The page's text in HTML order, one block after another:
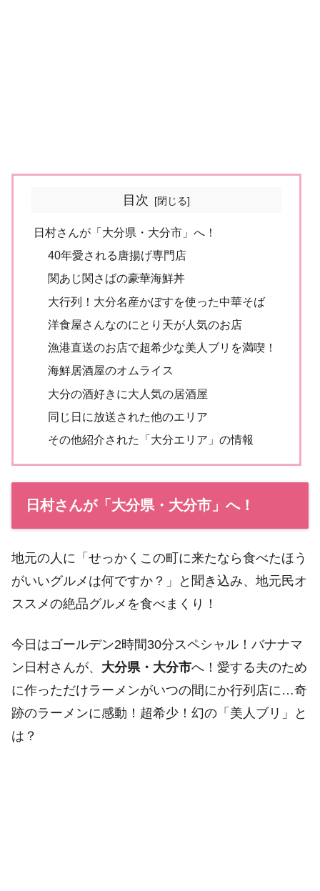
目次
日村さんが「大分県・大分市」へ！
40年愛される唐揚げ専門店
関あじ関さばの豪華海鮮丼
大行列！大分名産かぼすを使った中華そば
洋食屋さんなのにとり天が人気のお店
漁港直送のお店で超希少な美人ブリを満喫！
海鮮居酒屋のオムライス
大分の酒好きに大人気の居酒屋
同じ日に放送された他のエリア
その他紹介された「大分エリア」の情報
日村さんが「大分県・大分市」へ！
地元の人に「せっかくこの町に来たなら食べたほう
がいいグルメは何ですか？」と聞き込み、地元民オ
ススメの絶品グルメを食べまくり！
今日はゴールデン2時間30分スペシャル！バナナマ
ン日村さんが、 大分県・大分市へ！愛する夫のため
に作っただけラーメンがいつの間にか行列店に…奇
跡のラーメンに感動！超希少！幻の「美人ブリ」と
は？